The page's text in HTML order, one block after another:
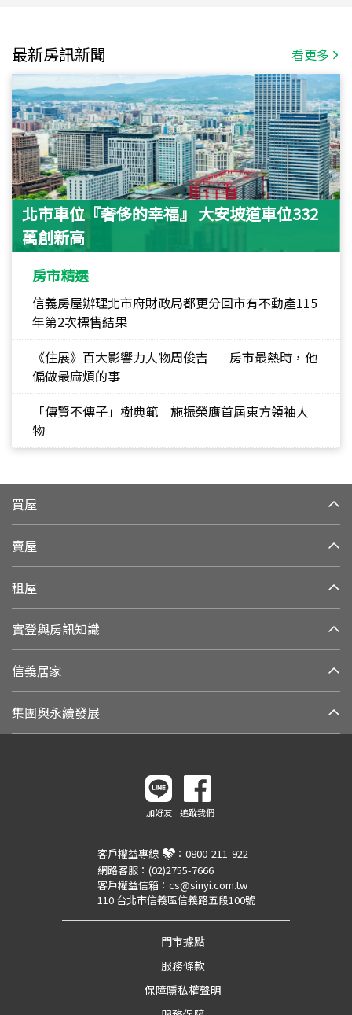
最新房訊新聞 看更多
北市車位『奢侈的幸福』 大安坡道車位332
萬創新高
房市精選
信義房屋辦理北市府財政局都更分回市有不動產115
年第2次標售結果
《住展》百大影響力人物周俊吉——房市最熱時，他
偏做最麻煩的事
「傳賢不傳子」樹典範 施振榮膺首屆東方領袖人
物
買屋
賣屋
租屋
實登與房訊知識
信義居家
集團與永續發展
加好友 追蹤我們
客戶權益專線 ： 0800-211-922
網路客服： (02)2755-7666
客戶權益信箱： cs@sinyi.com.tw
110 台北市信義區信義路五段100號
門市據點
服務條款
保障隱私權聲明